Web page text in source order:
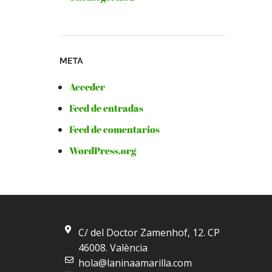
META
Acceder
Feed de entradas
Feed de comentarios
WordPress.org
C/ del Doctor Zamenhof, 12. CP
46008. València
hola@laninaamarilla.com